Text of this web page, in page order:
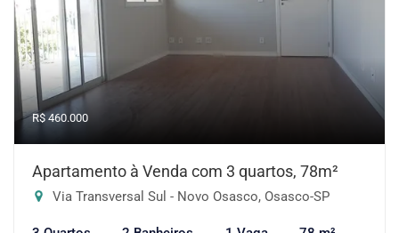
R$ 460.000
Apartamento à Venda com 3 quartos, 78m²
Via Transversal Sul - Novo Osasco, Osasco-SP